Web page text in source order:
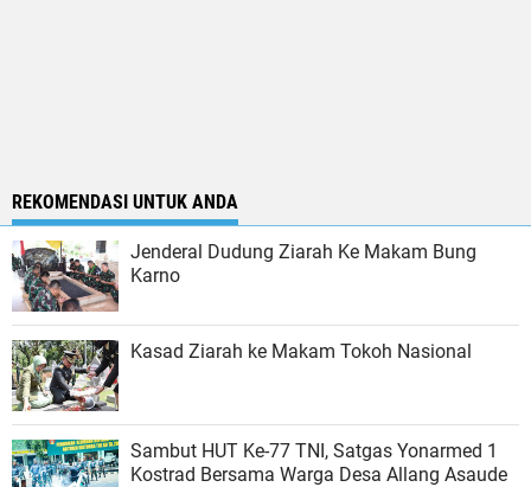
REKOMENDASI UNTUK ANDA
Jenderal Dudung Ziarah Ke Makam Bung
Karno
Kasad Ziarah ke Makam Tokoh Nasional
Sambut HUT Ke-77 TNI, Satgas Yonarmed 1
Kostrad Bersama Warga Desa Allang Asaude